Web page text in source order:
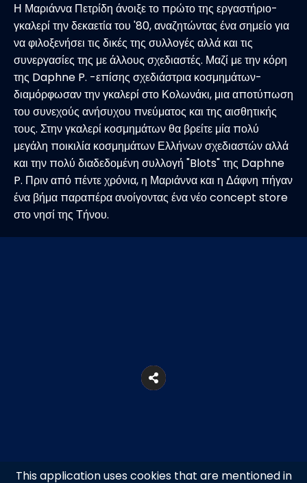
This application uses cookies that are mentioned in
Η Μαριάννα Πετρίδη άνοιξε το πρώτο της εργαστήριο-
γκαλερί την δεκαετία του '80, αναζητώντας ένα σημείο για
να φιλοξενήσει τις δικές της συλλογές αλλά και τις
συνεργασίες της με άλλους σχεδιαστές. Μαζί με την κόρη
της Daphne P. -επίσης σχεδιάστρια κοσμημάτων-
διαμόρφωσαν την γκαλερί στο Κολωνάκι, μια αποτύπωση
του συνεχούς ανήσυχου πνεύματος και της αισθητικής
τους. Στην γκαλερί κοσμημάτων θα βρείτε μία πολύ
μεγάλη ποικιλία κοσμημάτων Ελλήνων σχεδιαστών αλλά
και την πολύ διαδεδομένη συλλογή "Blots" της Daphne
P. Πριν από πέντε χρόνια, η Μαριάννα και η Δάφνη πήγαν
ένα βήμα παραπέρα ανοίγοντας ένα νέο concept store
στο νησί της Τήνου.